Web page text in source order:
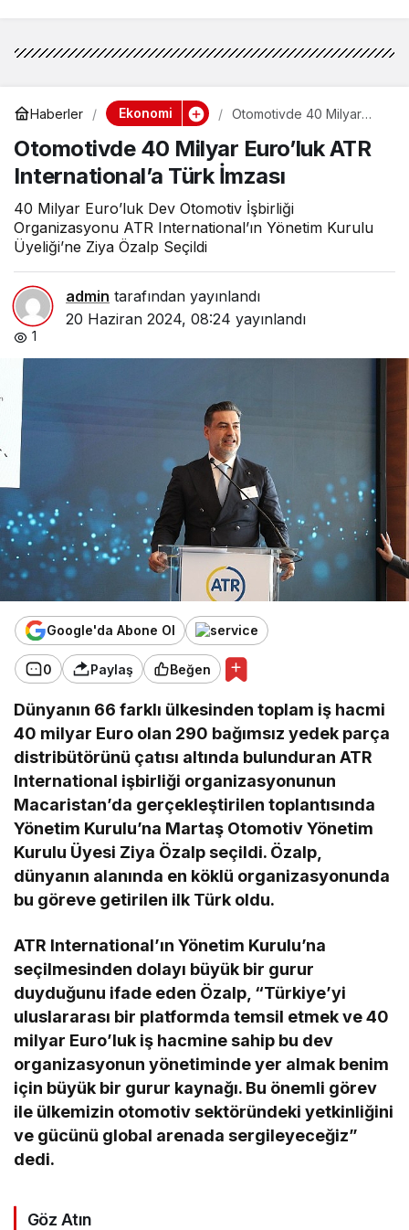
Haberler Ekonomi
Otomotivde 40 Milyar
International’a Türk
İmzası
Otomotivde 40 Milyar Euro’luk ATR
International’a Türk İmzası
40 Milyar Euro’luk Dev Otomotiv İşbirliği
Organizasyonu ATR International’ın Yönetim Kurulu
Üyeliği’ne Ziya Özalp Seçildi
admin tarafından yayınlandı
20 Haziran 2024, 08:24 yayınlandı
1
Google'da Abone Ol
0 Paylaş Beğen
Dünyanın 66 farklı ülkesinden toplam iş hacmi
40 milyar Euro olan 290 bağımsız yedek parça
distribütörünü çatısı altında bulunduran ATR
International işbirliği organizasyonunun
Macaristan’da gerçekleştirilen toplantısında
Yönetim Kurulu’na Martaş Otomotiv Yönetim
Kurulu Üyesi Ziya Özalp seçildi. Özalp,
dünyanın alanında en köklü organizasyonunda
bu göreve getirilen ilk Türk oldu.
ATR International’ın Yönetim Kurulu’na
seçilmesinden dolayı büyük bir gurur
duyduğunu ifade eden Özalp, “Türkiye’yi
uluslararası bir platformda temsil etmek ve 40
milyar Euro’luk iş hacmine sahip bu dev
organizasyonun yönetiminde yer almak benim
için büyük bir gurur kaynağı. Bu önemli görev
ile ülkemizin otomotiv sektöründeki yetkinliğini
ve gücünü global arenada sergileyeceğiz”
dedi.
Göz Atın